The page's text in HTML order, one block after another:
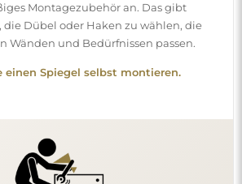
Glanz genügen ein Mikrofasertuch
Wenn Sie sich für spezielle
achten Sie darauf, dass sie
mit Essig, Ammoniak oder
erfahren?
Tipps in unserem Blog.